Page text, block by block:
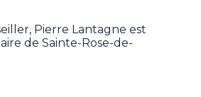
Pierre Lantagne est
de Sainte-Rose-de-